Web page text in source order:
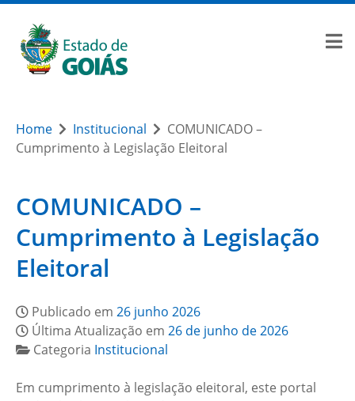
Home Institucional
COMUNICADO –
Cumprimento à Legislação Eleitoral
COMUNICADO –
Cumprimento à Legislação
Eleitoral
Publicado em 26 junho 2026
Última Atualização em 26 de junho de 2026
Categoria Institucional
Em cumprimento à legislação eleitoral, este portal